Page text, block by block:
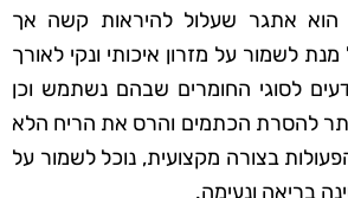
הוא אתגר שעלול להיראות קשה אך
מנת לשמור על מזרון איכותי ונקי לאורך
לסוגי החומרים שבהם נשתמש וכן
להסרת הכתמים והרס את הריח הלא
בצורה מקצועית, נוכל לשמור על
בריאה ונעימה.